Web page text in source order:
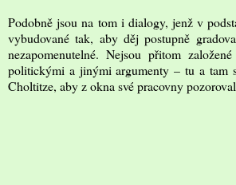
Podobně jsou na tom i dialogy, jenž v
vybudované tak, aby děj postupně
nezapomenutelné. Nejsou přitom
politickými a jinými argumenty – tu a tam
Choltitze, aby z okna své pracovny